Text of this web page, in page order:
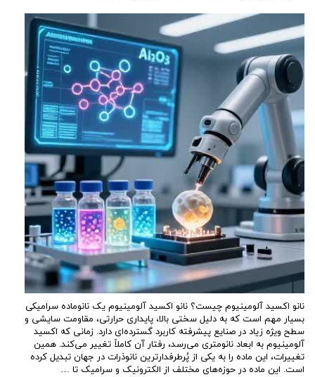
نانو اکسید آلومینیوم چیست؟ نانو اکسید آلومینیوم یک نانوماده سرامیکی
بسیار مهم است که به دلیل سختی بالا، پایداری حرارتی، مقاومت سایشی و
سطح ویژه زیاد در صنایع پیشرفته کاربرد گسترده‌ای دارد. زمانی که اکسید
آلومینیوم به ابعاد نانومتری می‌رسد، رفتار آن کاملاً تغییر می‌کند. همین
تغییرات، این ماده را به یکی از پُرطرفدارترین نانوذرات در جهان تبدیل کرده
است. این ماده در حوزه‌های مختلف از الکترونیک و سرامیک تا …